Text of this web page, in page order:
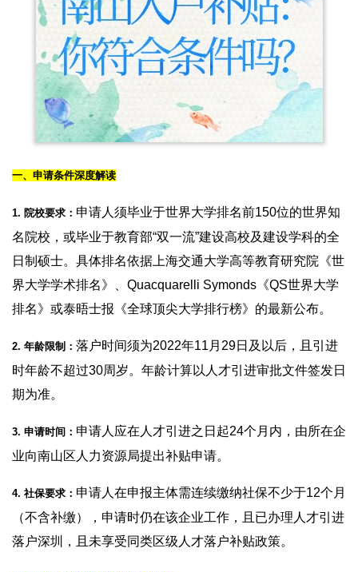
一、申请条件深度解读
1. 院校要求： 申请人须毕业于世界大学排名前150位的世界知
名院校，或毕业于教育部“双一流”建设高校及建设学科的全
日制硕士。具体排名依据上海交通大学高等教育研究院《世
界大学学术排名》、Quacquarelli Symonds《QS世界大学
排名》或泰晤士报《全球顶尖大学排行榜》的最新公布。
2. 年龄限制： 落户时间须为2022年11月29日及以后，且引进
时年龄不超过30周岁。年龄计算以人才引进审批文件签发日
期为准。
3. 申请时间： 申请人应在人才引进之日起24个月内，由所在企
业向南山区人力资源局提出补贴申请。
4. 社保要求： 申请人在申报主体需连续缴纳社保不少于12个月
（不含补缴），申请时仍在该企业工作，且已办理人才引进
落户深圳，且未享受同类区级人才落户补贴政策。